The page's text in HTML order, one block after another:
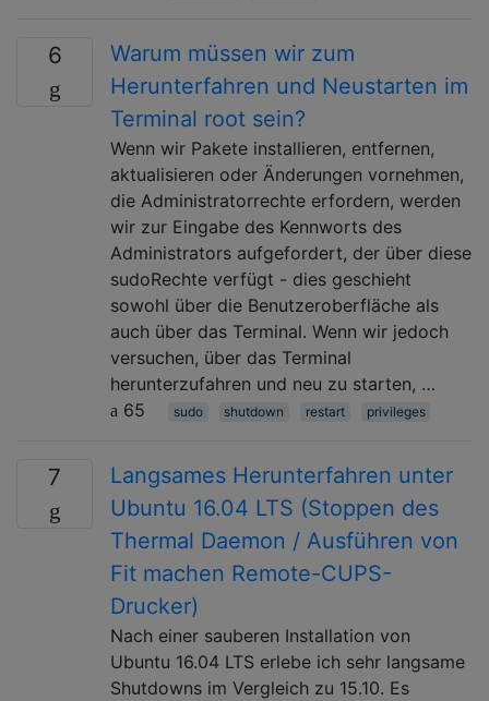
6
Warum müssen wir zum
Herunterfahren und Neustarten im
Terminal root sein?
Wenn wir Pakete installieren, entfernen,
aktualisieren oder Änderungen vornehmen,
die Administratorrechte erfordern, werden
wir zur Eingabe des Kennworts des
Administrators aufgefordert, der über diese
sudoRechte verfügt - dies geschieht
sowohl über die Benutzeroberfläche als
auch über das Terminal. Wenn wir jedoch
versuchen, über das Terminal
herunterzufahren und neu zu starten, …
65
sudo shutdown restart privileges
7
Langsames Herunterfahren unter
Ubuntu 16.04 LTS (Stoppen des
Thermal Daemon / Ausführen von
Fit machen Remote-CUPS-
Drucker)
Nach einer sauberen Installation von
Ubuntu 16.04 LTS erlebe ich sehr langsame
Shutdowns im Vergleich zu 15.10. Es